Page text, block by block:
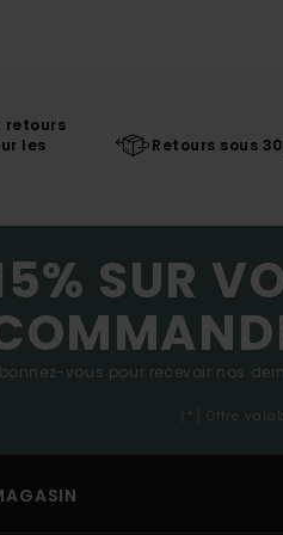
retours
les
Retours sous
SUR
vous pour recevoir nos
(*) Offre